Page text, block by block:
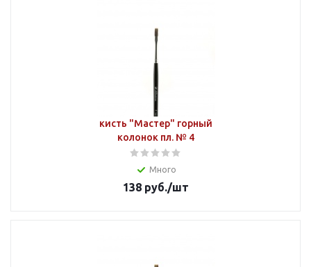
кисть "Мастер" горный
колонок пл. № 4
Много
138 руб./шт